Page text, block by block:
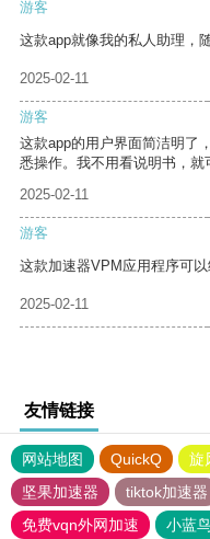
游客
这款app就像我的私人助理，
2025-02-11
游客
这款app的用户界面简洁明了
悉操作。我不用看说明书，就
2025-02-11
游客
这款加速器VPM应用程序可
2025-02-11
友情链接
网站地图 QuickQ 旋
坚果加速器
tiktok加速器
免费vqn外网加速
小蓝